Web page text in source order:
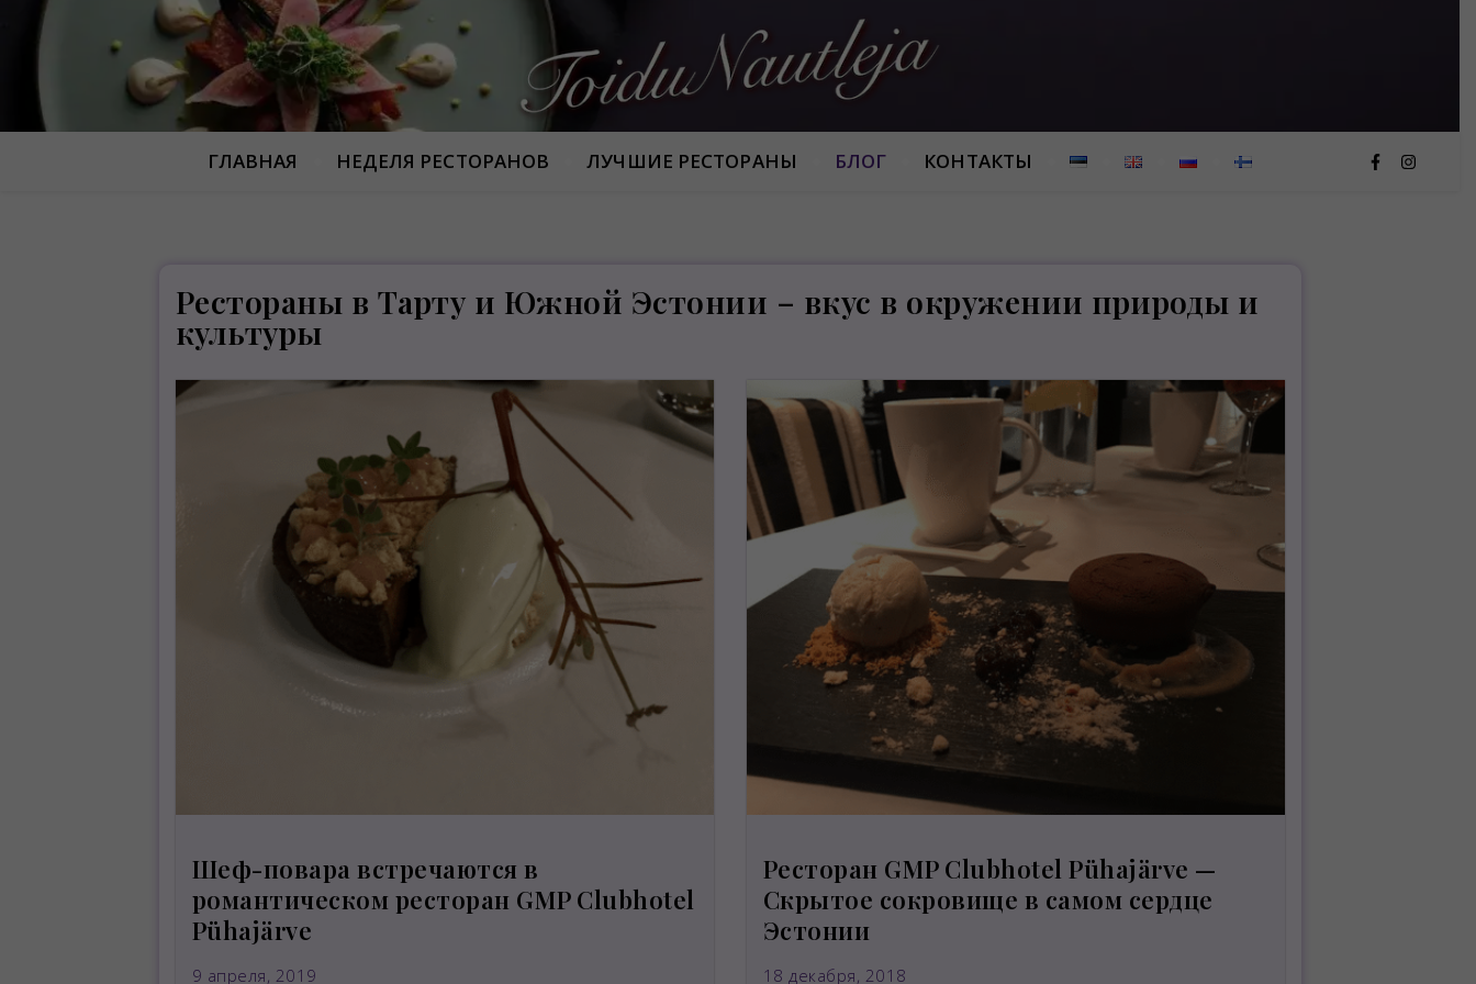
ГЛАВНАЯ НЕДЕЛЯ РЕСТОРАНОВ ЛУЧШИЕ РЕСТОРАНЫ БЛОГ КОНТАКТЫ
Рестораны в Тарту и Южной Эстонии – вкус в окружении природы и
культуры
Шеф-повара встречаются в
романтическом ресторан GMP Clubhotel
Pühajärve
9 апреля, 2019
Ресторан GMP Clubhotel Pühajärve —
Скрытое сокровище в самом сердце
Эстонии
18 декабря, 2018